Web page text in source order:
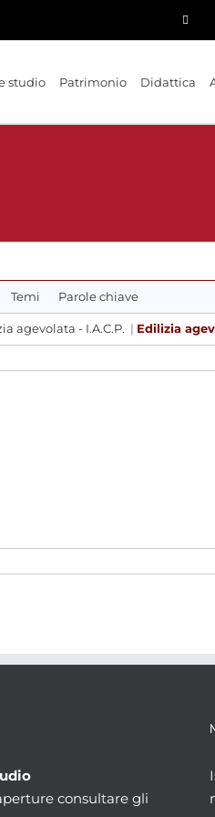
studio Patrimonio Didattica
Temi Parole chiave
agevolata - I.A.C.P. | Edilizia
consultare gli